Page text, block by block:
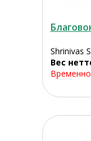
Shrinivas
Вес